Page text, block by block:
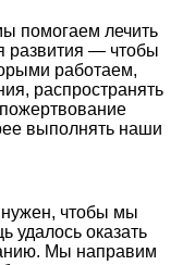
помогаем лечить
развития — чтобы
работаем,
распространять
выполнять наши
чтобы мы
удалось оказать
Мы направим